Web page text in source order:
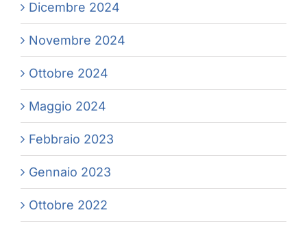
Dicembre 2024
Novembre 2024
Ottobre 2024
Maggio 2024
Febbraio 2023
Gennaio 2023
Ottobre 2022